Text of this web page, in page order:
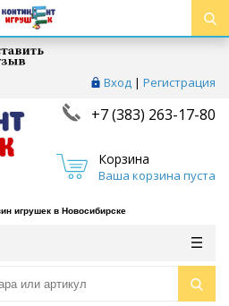
Вход | Регистрация
+7 (383) 263-17-80
Корзина
Ваша корзина пуста
игрушек в Новосибирске